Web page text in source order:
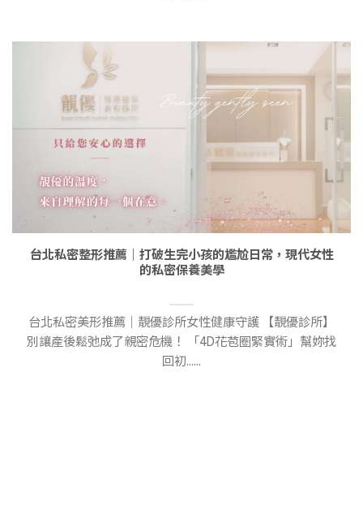
台北私密整形推薦｜打破生完小孩的尷尬日常，現代女性
的私密保養美學
台北私密美形推薦｜靚優診所女性健康守護 【靚優診所】
別讓產後鬆弛成了親密危機！ 「4D花苞圈緊實術」幫妳找
回初......